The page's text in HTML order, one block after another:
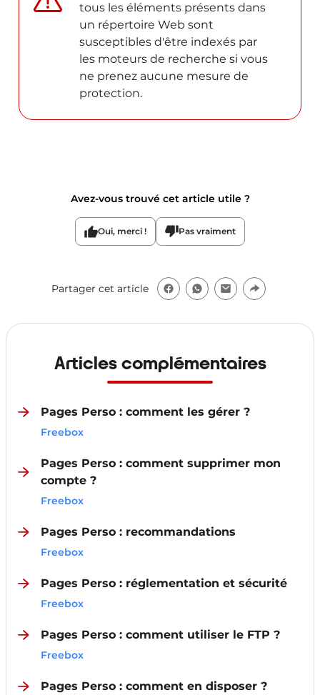
tous les éléments présents dans
un répertoire Web sont
susceptibles d'être indexés par
les moteurs de recherche si vous
ne prenez aucune mesure de
protection.
Avez-vous trouvé cet article utile ?
Oui, merci ! Pas vraiment
Partager cet article
Articles complémentaires
Pages Perso : comment les gérer ?
Freebox
Pages Perso : comment supprimer mon
compte ?
Freebox
Pages Perso : recommandations
Freebox
Pages Perso : réglementation et sécurité
Freebox
Pages Perso : comment utiliser le FTP ?
Freebox
Pages Perso : comment en disposer ?